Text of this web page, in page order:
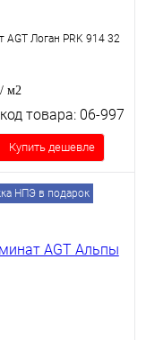
AGT Логан PRK 914 32
/ м2
код товара: 06-997
Купить дешевле
НПЭ в подарок